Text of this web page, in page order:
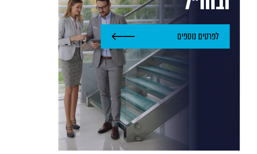
לפרטים נוספים